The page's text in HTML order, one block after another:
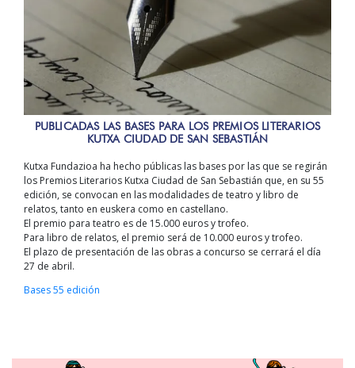
PUBLICADAS LAS BASES PARA LOS PREMIOS LITERARIOS
KUTXA CIUDAD DE SAN SEBASTIÁN
Kutxa Fundazioa ha hecho públicas las bases por las que se regirán
los Premios Literarios Kutxa Ciudad de San Sebastián que, en su 55
edición, se convocan en las modalidades de teatro y libro de
relatos, tanto en euskera como en castellano.
El premio para teatro es de 15.000 euros y trofeo.
Para libro de relatos, el premio será de 10.000 euros y trofeo.
El plazo de presentación de las obras a concurso se cerrará el día
27 de abril.
Bases 55 edición